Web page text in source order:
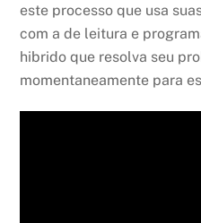
este processo que usa
com a de leitura e
hibrido que resolva seu
momentaneamente para